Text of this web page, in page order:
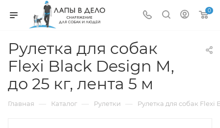
0
Рулетка для собак
Flexi Black Design M,
до 25 кг, лента 5 м
Главная — Каталог — Рулетки — Рулетка для собак Flexi